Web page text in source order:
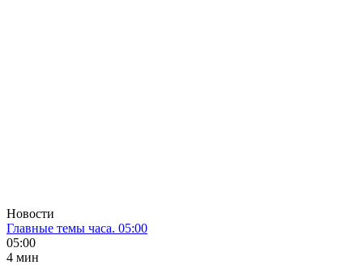
Новости
Главные темы часа. 05:00
05:00
4 мин